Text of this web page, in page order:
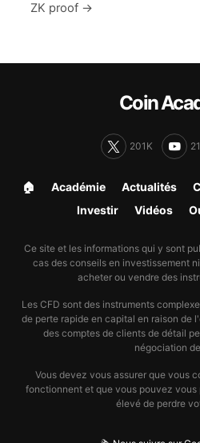
ZK proof →
Coin
201K
🏠︎ Académie Actualités
Investir Vidéos
Ce site et les informations qui y sont
cas des conseils en investissement
acheter ou vendre des
Les CFD sont des instruments
de perte rapide en capital en raison de
des comptes de clients de détail
négociation
Vous devez vous assurer que vous
fonctionnent et que vous pouvez vous
élevé de perdre